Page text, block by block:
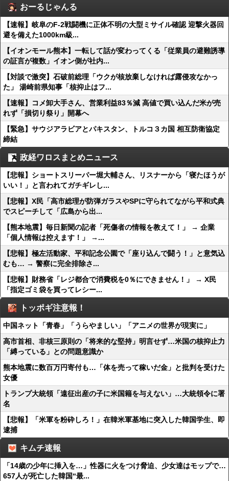
おーるじゃんる
【速報】岐阜のF-2戦闘機に正体不明の大型ミサイル確認 迎撃火器回
避を備えた1000km級...
【イオンモール熊本】一転して話が変わってくる「従業員の避難誘導
の証言が複数」イオン側が社内...
【対談で激突】石破前総理「ウクが核放棄しなければ露侵攻なかっ
た」 湯崎前県知事「核抑止はフ...
【速報】コメ卸大手さん、営業利益83％減 高値で買い込んだ米が売
れず「損切り祭り」開幕へ
【緊急】サウジアラビアとパキスタン、トルコ３カ国 相互防衛協定
締結
政経ワロスまとめニュース
【悲報】ショートスリーパー堀大輔さん、リスナーから「寝たほうが
いい！」と言われてガチギレし...
【悲報】X民「高市総理が防弾ガラスやSPに守られてながら平和式典
でスピーチして「広島から出...
【熊本地震】毎日新聞の記者「死傷者の情報を教えて！」 → 企業
「個人情報は控えます！」 →...
【悲報】極左活動家、平和記念公園で「座り込んで闘う！」と意気込
むも… → 警察に完全排除さ...
【悲報】財務省「レジ都合で消費税を0％にできません！」 → X民
「指定ゴミ袋を買ってレシー...
トッポギ注意報！
中国ネット「青春」「うらやましい」「アニメの世界が現実に」
高市首相、非核三原則の「将来的な堅持」明言せず…米国の核抑止力
「縛っている」との問題意識か
熊本地震に数百万円寄付も…「体を売って稼いだ金」と批判を受けた
女優
トランプ大統領「遠征出産の子に米国籍を与えない」…大統領令に署
名
【悲報】「米軍を粉砕しろ！」在韓米軍基地に突入した韓国学生、即
逮捕
キムチ速報
「14歳の少年に挿入を…」性器に火をつけ脅迫、少女達はモップで…
657人が死亡した韓国“最...